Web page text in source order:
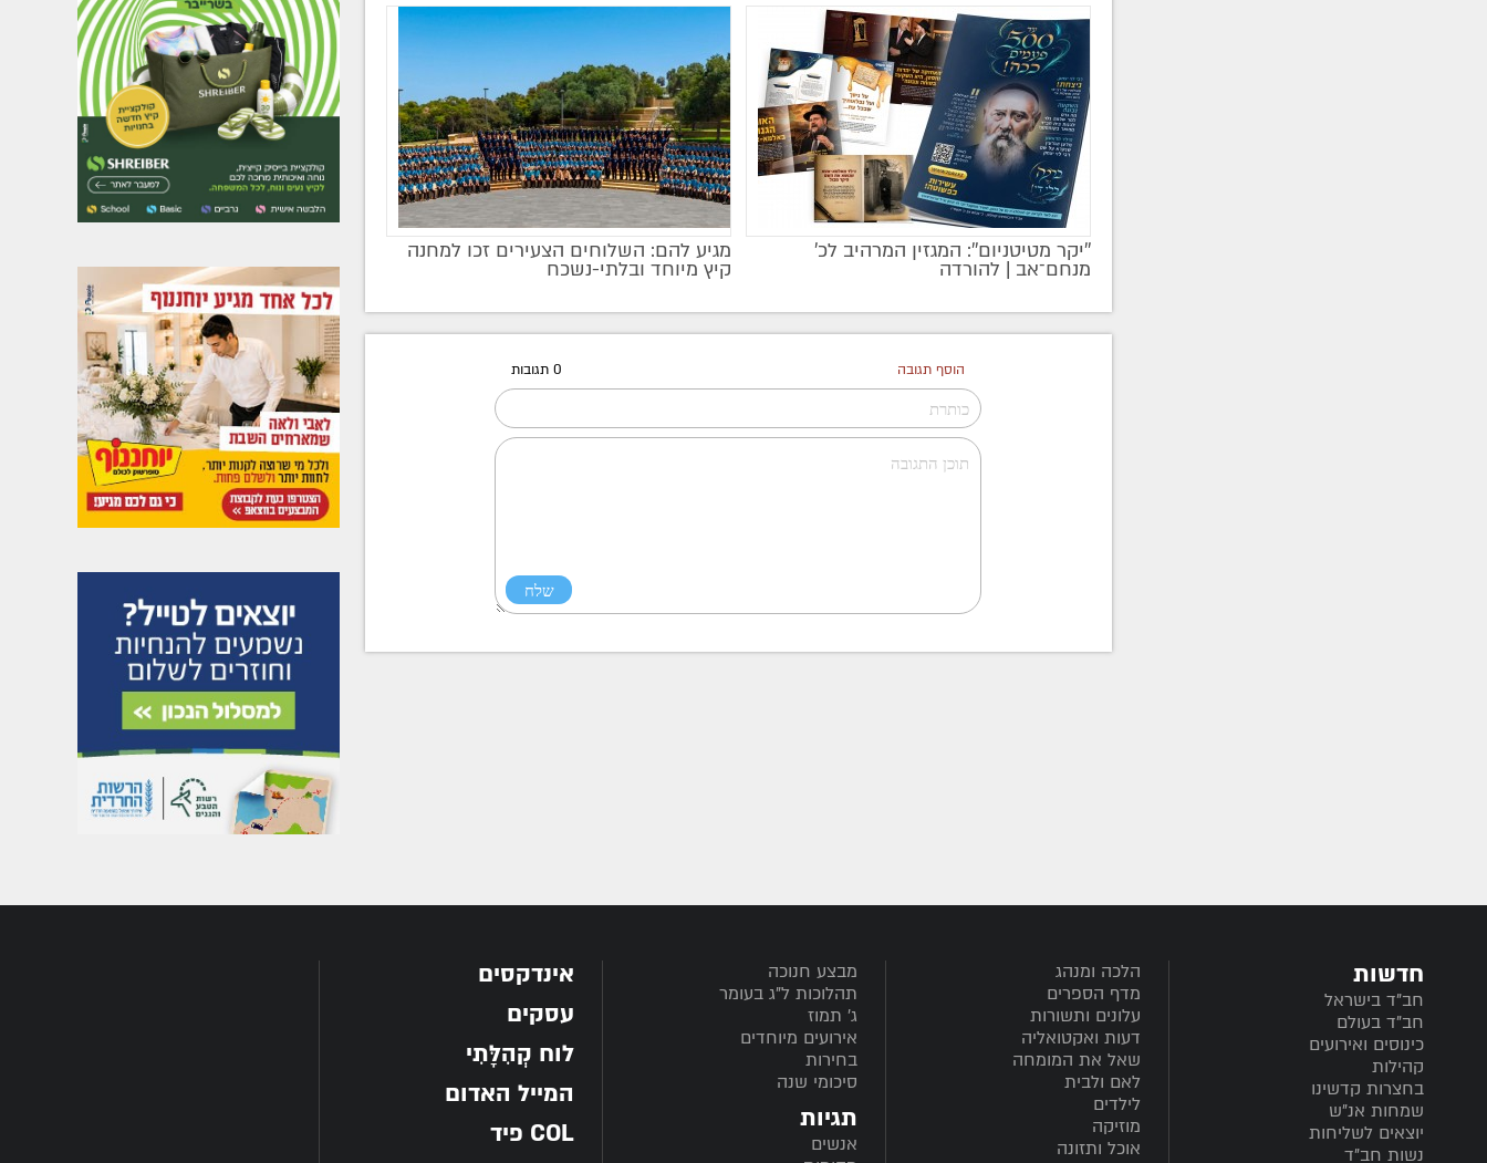
מקודם
''יקר מטיטניום'': המגזין המרהיב לכ’
מנחם־אב | להורדה
מגיע להם: השלוחים הצעירים זכו למחנה
קיץ מיוחד ובלתי-נשכח
הוסף תגובה 0 תגובות
חדשות
חב”ד בישראל
חב”ד בעולם
כינוסים ואירועים
קהילות
בחצרות קדשינו
שמחות אנ"ש
יוצאים לשליחות
נשות חב"ד
הלכה ומנהג
מדף הספרים
עלונים ותשורות
דעות ואקטואליה
שאל את המומחה
לאם ולבית
לילדים
מוזיקה
אוכל ותזונה
מבצע חנוכה
תהלוכות ל"ג בעומר
ג' תמוז
אירועים מיוחדים
בחירות
סיכומי שנה
תגיות
אנשים
אינדקסים
עסקים
לוח קְהִלָּתִי
המייל האדום
COL פיד